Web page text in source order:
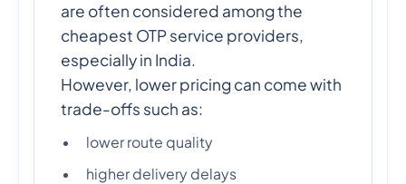
are often considered among the
cheapest OTP service providers,
especially in India.
However, lower pricing can come with
trade-offs such as:
lower route quality
higher delivery delays